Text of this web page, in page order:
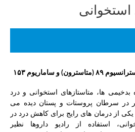
و ساماریوم ۱۵۳
بدخیمی ها، متاستازهای استخوانی و درد
در سرطان پروستات و پستان دیده می
از درمان های رایج برای کاهش درد در
استفاده از رادیو داروها نظیر